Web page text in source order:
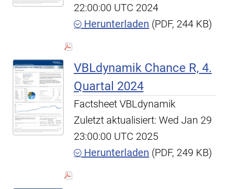
22:00:00 UTC 2024
Herunterladen (PDF, 244 KB)
VBLdynamik Chance R, 4.
Quartal 2024
Factsheet VBLdynamik
Zuletzt aktualisiert: Wed Jan 29
23:00:00 UTC 2025
Herunterladen (PDF, 249 KB)